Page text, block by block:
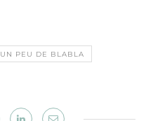
UN PEU DE BLABLA